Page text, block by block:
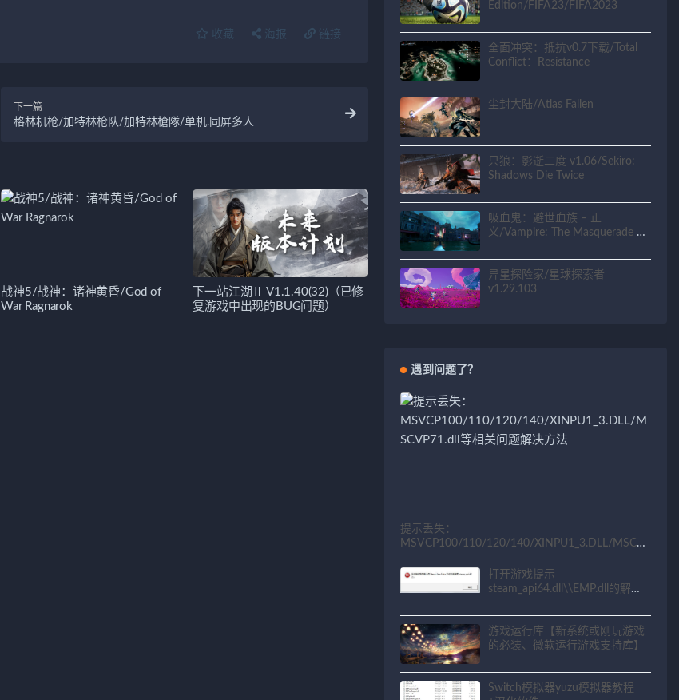
收藏 海报 链接
下一篇
格林机枪/加特林枪队/加特林槍隊/单机.同屏多人
战神5/战神：诸神黄昏/God of
War Ragnarok
下一站江湖Ⅱ V1.1.40(32)（已修
复游戏中出现的BUG问题）
Edition/FIFA23/FIFA2023
全面冲突：抵抗v0.7下载/Total
Conflict：Resistance
尘封大陆/Atlas Fallen
只狼：影逝二度 v1.06/Sekiro:
Shadows Die Twice
吸血鬼：避世血族 – 正
义/Vampire: The Masquerade –
异星探险家/星球探索者
v1.29.103
遇到问题了？
提示丢失：
MSVCP100/110/120/140/XINPU1_3.DLL/MSCV
P71.dll等相关问题解决方法
打开游戏提示
steam_api64.dll\\EMP.dll的解决
游戏运行库【新系统或刚玩游戏
的必装、微软运行游戏支持库】
Switch模拟器yuzu模拟器教程